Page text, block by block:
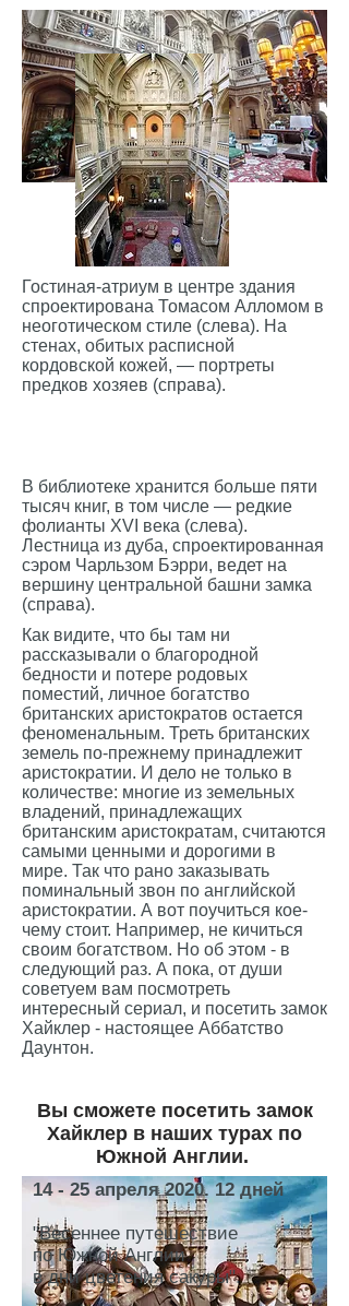
Гостиная-атриум в центре здания
спроектирована Томасом Алломом в
неоготическом стиле (слева). На
стенах, обитых расписной
кордовской кожей, — портреты
предков хозяев (справа).
В библиотеке хранится больше пяти
тысяч книг, в том числе — редкие
фолианты XVI века (слева).
Лестница из дуба, спроектированная
сэром Чарльзом Бэрри, ведет на
вершину центральной башни замка
(справа).
Как видите, что бы там ни
рассказывали о благородной
бедности и потере родовых
поместий, личное богатство
британских аристократов остается
феноменальным. Треть британских
земель по-прежнему принадлежит
аристократии. И дело не только в
количестве: многие из земельных
владений, принадлежащих
британским аристократам, считаются
самыми ценными и дорогими в
мире. Так что рано заказывать
поминальный звон по английской
аристократии. А вот поучиться кое-
чему стоит. Например, не кичиться
своим богатством. Но об этом - в
следующий раз. А пока, от души
советуем вам посмотреть
интересный сериал, и посетить замок
Хайклер - настоящее Аббатство
Даунтон.
Вы сможете посетить замок
Хайклер в наших турах по
Южной Англии.
14 - 25 апреля 2020. 12 дней
"Весеннее путешествие
по Южной Англии
в дни цветения сакуры".